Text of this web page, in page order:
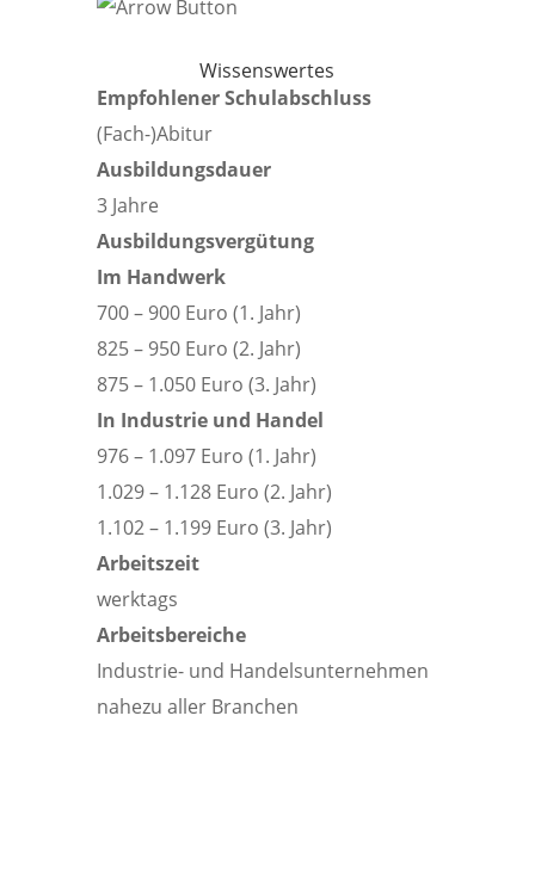
Wissenswertes
Empfohlener Schulabschluss
(Fach-)Abitur
Ausbildungsdauer
3 Jahre
Ausbildungsvergütung
Im Handwerk
700 – 900 Euro (1. Jahr)
825 – 950 Euro (2. Jahr)
875 – 1.050 Euro (3. Jahr)
In Industrie und Handel
976 – 1.097 Euro (1. Jahr)
1.029 – 1.128 Euro (2. Jahr)
1.102 – 1.199 Euro (3. Jahr)
Arbeitszeit
werktags
Arbeitsbereiche
Industrie- und Handelsunternehmen
nahezu aller Branchen